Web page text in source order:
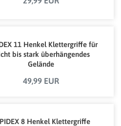
11 Henkel Klettergriffe für
bis stark überhängendes
Gelände
49,99 EUR
8 Henkel Klettergriffe